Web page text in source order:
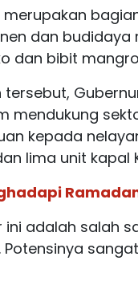
dan
dan bibit
mendukung
kepada
lima unit kapal
ini adalah salah
Potensinya